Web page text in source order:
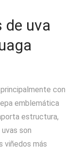
de uva
con
emblemática
estructura,
son
viñedos más